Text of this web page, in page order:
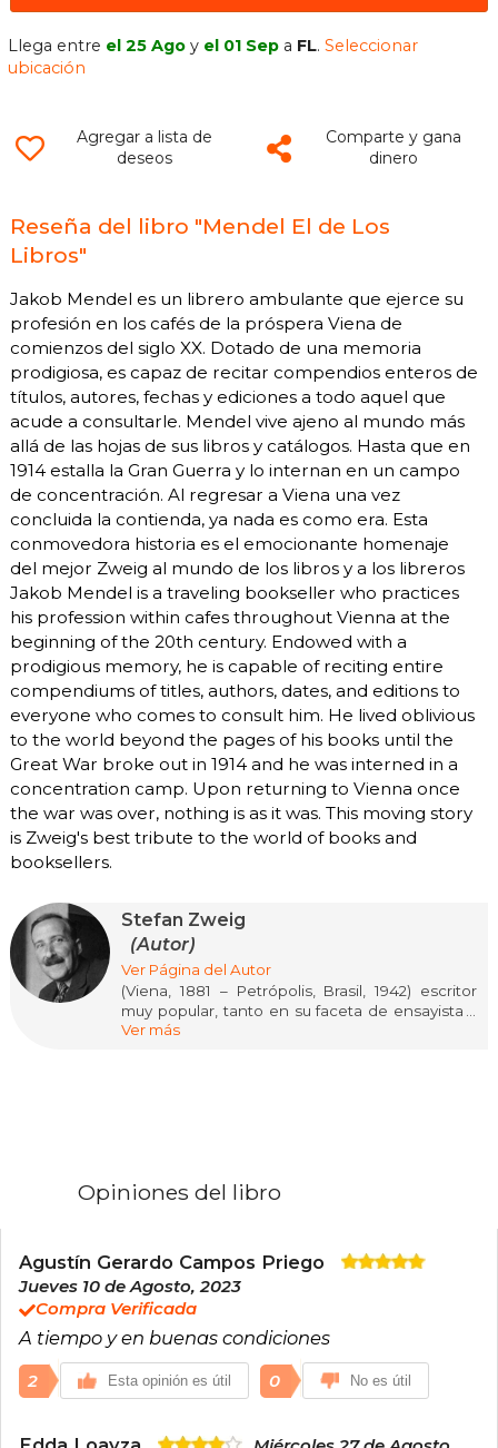
Llega entre el 25 Ago y el 01 Sep a FL.Seleccionar
ubicación
Agregar a lista de
deseos
Comparte y gana
dinero
Reseña del libro "Mendel El de Los
Libros"
Jakob Mendel es un librero ambulante que ejerce su
profesión en los cafés de la próspera Viena de
comienzos del siglo XX. Dotado de una memoria
prodigiosa, es capaz de recitar compendios enteros de
títulos, autores, fechas y ediciones a todo aquel que
acude a consultarle. Mendel vive ajeno al mundo más
allá de las hojas de sus libros y catálogos. Hasta que en
1914 estalla la Gran Guerra y lo internan en un campo
de concentración. Al regresar a Viena una vez
concluida la contienda, ya nada es como era. Esta
conmovedora historia es el emocionante homenaje
del mejor Zweig al mundo de los libros y a los libreros
Jakob Mendel is a traveling bookseller who practices
his profession within cafes throughout Vienna at the
beginning of the 20th century. Endowed with a
prodigious memory, he is capable of reciting entire
compendiums of titles, authors, dates, and editions to
everyone who comes to consult him. He lived oblivious
to the world beyond the pages of his books until the
Great War broke out in 1914 and he was interned in a
concentration camp. Upon returning to Vienna once
the war was over, nothing is as it was. This moving story
is Zweig's best tribute to the world of books and
booksellers.
Stefan Zweig
(Autor)
Ver Página del Autor
(Viena, 1881 – Petrópolis, Brasil, 1942) escritor
muy popular, tanto en su faceta de ensayista y
biógrafo como en la de novelista, fue uno de los
Tagore, entre otros. Tras algunas décadas en las
actualmente goza del prestigio y la popularidad
que por justicia literaria le correspondía.
Ver más
Opiniones del libro
Agustín Gerardo Campos Priego
Jueves 10 de Agosto, 2023
Compra Verificada
A tiempo y en buenas condiciones
2 Esta opinión es útil 0 No es útil